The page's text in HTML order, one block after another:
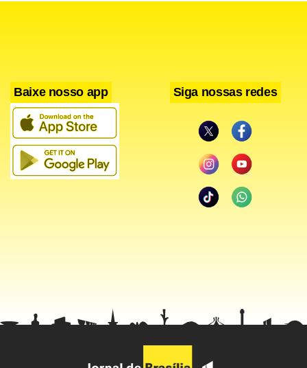
Um acidente entre um ônibus da empresa Rápido Brasília e
um Kadett causou um grande engarrafamento na QNN 21,
visit webda Ceilândia,
próximo ao Centro
Educacional nº 7.
Baixe nosso app Siga nossas redes